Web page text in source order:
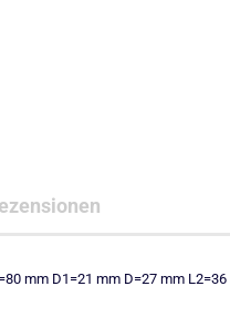
mm D1=21 mm D=27 mm